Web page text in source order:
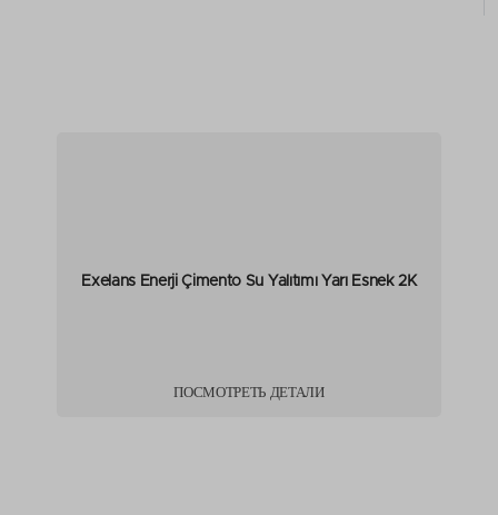
Exelans Enerji Çimento Su Yalıtımı Yarı Esnek 2K
ПОСМОТРЕТЬ ДЕТАЛИ